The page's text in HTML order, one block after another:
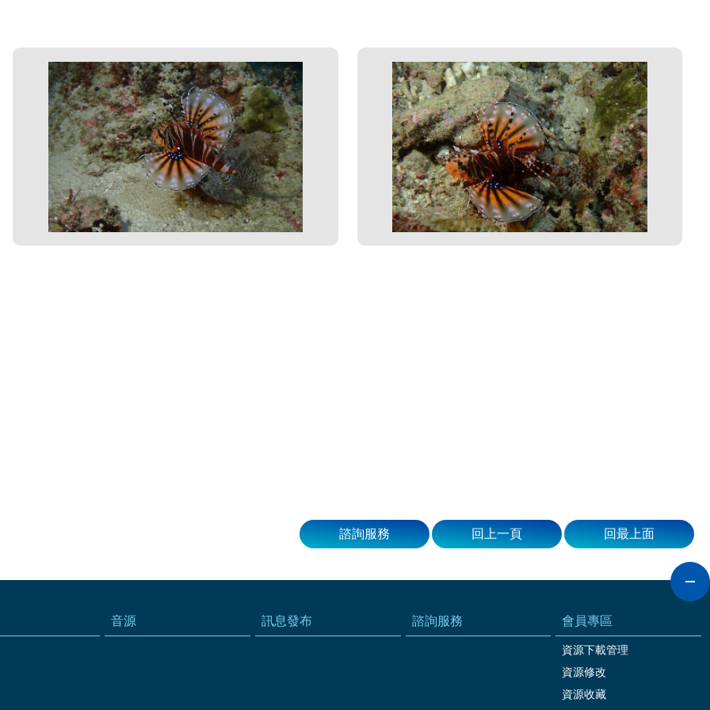
諮詢服務 回上一頁 回最上面
音源 訊息發布 諮詢服務 會員專區
資源下載管理
資源修改
資源收藏